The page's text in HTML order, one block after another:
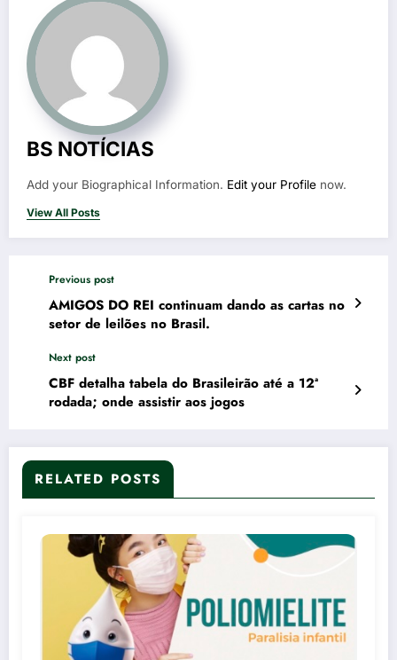
BS NOTÍCIAS
Add your Biographical Information. Edit your Profile now.
View All Posts
Previous post
AMIGOS DO REI continuam dando as cartas no
setor de leilões no Brasil.
Next post
CBF detalha tabela do Brasileirão até a 12ª
rodada; onde assistir aos jogos
RELATED POSTS